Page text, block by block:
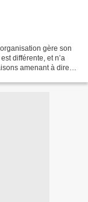
gère son
différente, et n’a
amenant à dire